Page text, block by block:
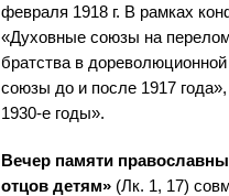
февраля 1918 г. В рамках
«Духовные союзы на
братства в
союзы до и после 1917
1930-е годы».
Вечер памяти
отцов детям» (Лк. 1, 17)